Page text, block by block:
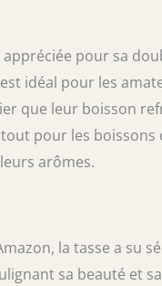
pour sa
idéal pour les
que leur boisson
pour les boissons
arômes.
la tasse a su
sa beauté et